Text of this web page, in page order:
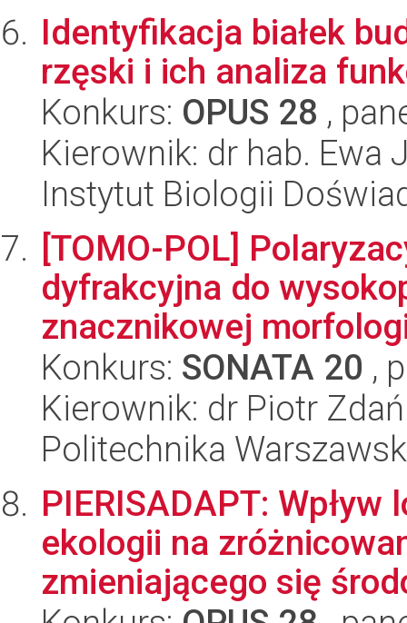
Identyfikacja białek
rzęski i ich analiza
Konkurs: OPUS 28 ,
Kierownik: dr hab. Ewa
Instytut Biologii
[TOMO-POL]
dyfrakcyjna do
znacznikowej
Konkurs: SONATA 20 ,
Kierownik: dr Piotr
Politechnika
PIERISADAPT:
ekologii na
zmieniającego się